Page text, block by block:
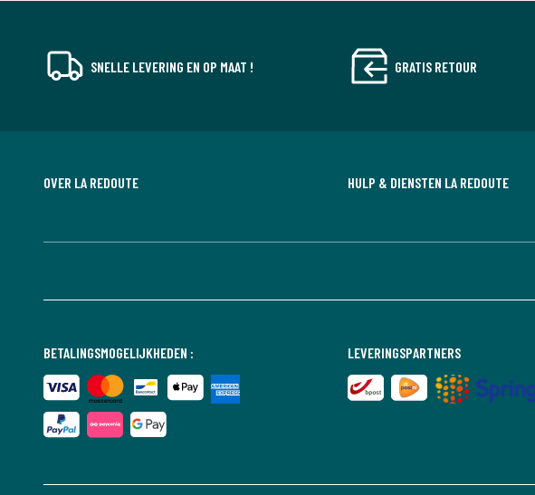
SNELLE LEVERING EN OP MAAT ! GRATIS RETOUR
OVER LA REDOUTE HULP & DIENSTEN LA REDOUTE
BETALINGSMOGELIJKHEDEN : LEVERINGSPARTNERS